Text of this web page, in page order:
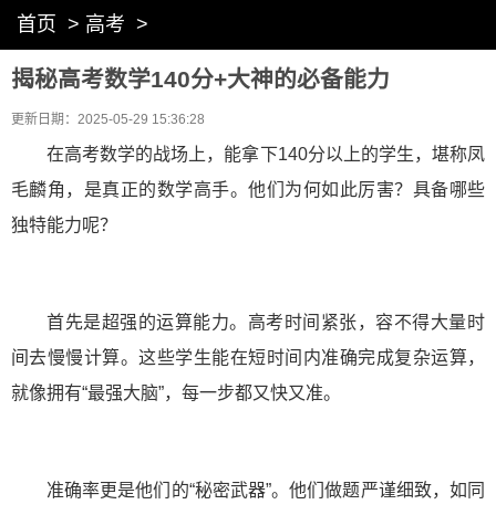
首页 > 高考 >
揭秘高考数学140分+大神的必备能力
更新日期：2025-05-29 15:36:28
在高考数学的战场上，能拿下140分以上的学生，堪称凤
毛麟角，是真正的数学高手。他们为何如此厉害？具备哪些
独特能力呢？
首先是超强的运算能力。高考时间紧张，容不得大量时
间去慢慢计算。这些学生能在短时间内准确完成复杂运算，
就像拥有“最强大脑”，每一步都又快又准。
准确率更是他们的“秘密武器”。他们做题严谨细致，如同